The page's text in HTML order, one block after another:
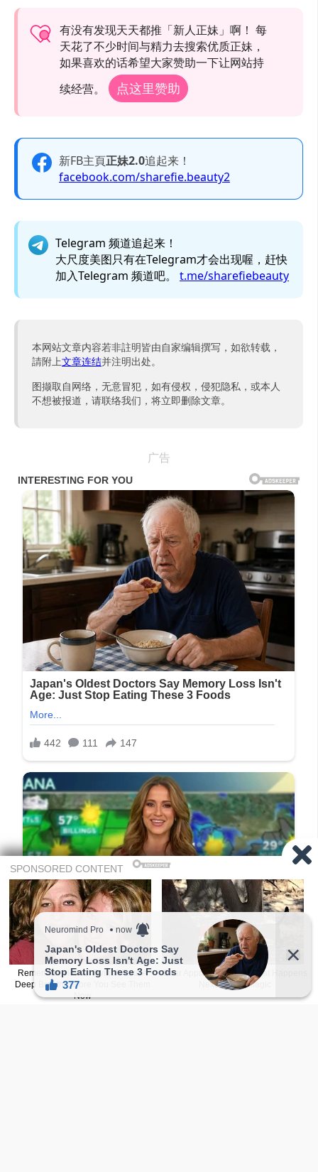
有没有发现天天都推「新人正妹」啊！ 每
天花了不少时间与精力去搜索优质正妹，
如果喜欢的话希望大家赞助一下让网站持
续经营。
点这里赞助
新FB主頁正妹2.0追起来！
facebook.com/sharefie.beauty2
Telegram 频道追起来！
大尺度美图只有在Telegram才会出现喔，赶快
加入Telegram 频道吧。 t.me/sharefiebeauty
本网站文章内容若非註明皆由自家编辑撰写，如欲转载，
請附上文章连结并注明出处。
图撷取自网络，无意冒犯，如有侵权，侵犯隐私，或本人
不想被报道，请联络我们，将立即删除文章。
广告